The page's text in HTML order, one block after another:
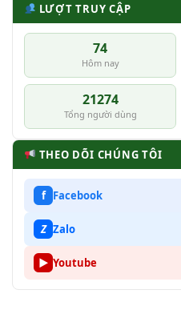
LƯỢT TRUY CẬP
74
Hôm nay
21274
Tổng người dùng
THEO DÕI CHÚNG TÔI
f Facebook
Z Zalo
▶ Youtube